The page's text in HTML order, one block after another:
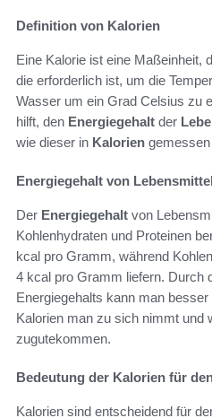
Definition von Kalorien
Eine Kalorie ist eine Maßeinheit,
die erforderlich ist, um die
Wasser um ein Grad Celsius zu
hilft, den Energiegehalt der
wie dieser in Kalorien
Energiegehalt von
Der Energiegehalt von
Kohlenhydraten und Proteinen
kcal pro Gramm, während
4 kcal pro Gramm liefern. Durch
Energiegehalts kann man
Kalorien man zu sich nimmt und
zugutekommen.
Bedeutung der Kalorien für
Kalorien sind entscheidend für